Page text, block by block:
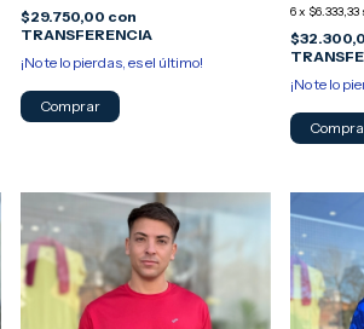
$29.750,00 con
TRANSFERENCIA
¡No te lo pierdas, es el último!
Comprar
6x $6.333,33
¡No te lo